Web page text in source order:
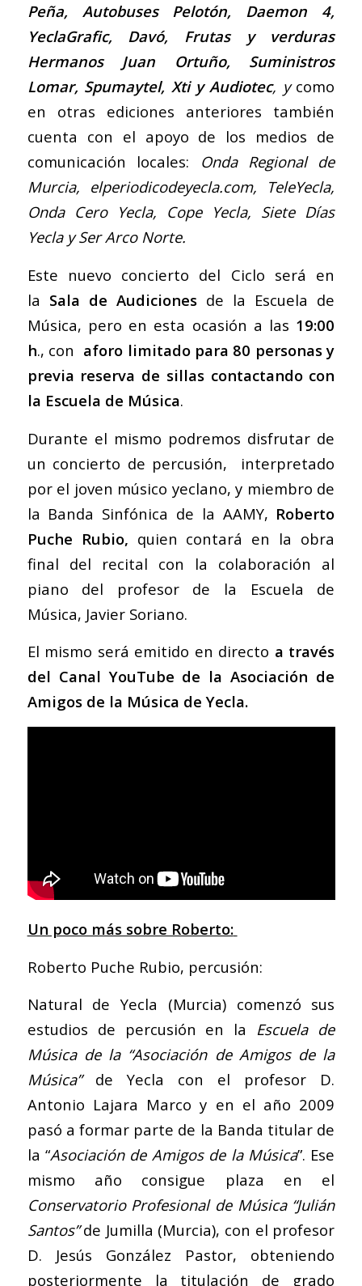
Peña, Autobuses Pelotón, Daemon 4,
YeclaGrafic, Davó, Frutas y verduras
Hermanos Juan Ortuño, Suministros
Lomar, Spumaytel, Xti y Audiotec, ycomo
en otras ediciones anteriores también
cuenta con el apoyo de los medios de
comunicación locales: Onda Regional de
Murcia, elperiodicodeyecla.com, TeleYecla,
Onda Cero Yecla, Cope Yecla, Siete Días
Yecla y Ser Arco Norte.
Este nuevo concierto del Ciclo será en
la Sala de Audicionesde la Escuela de
Música, pero en esta ocasión a las 19:00
h., con aforo limitado para 80 personas y
previa reserva de sillas contactando con
la Escuela de Música.
Durante el mismo podremos disfrutar de
un concierto de percusión, interpretado
por el joven músico yeclano, y miembro de
la Banda Sinfónica de la AAMY, Roberto
Puche Rubio, quien contará en la obra
final del recital con la colaboración al
piano del profesor de la Escuela de
Música, Javier Soriano.
El mismo será emitido en directo a través
del Canal YouTube de la Asociación de
Amigos de la Música de Yecla.
Un poco más sobre Roberto:
Roberto Puche Rubio, percusión:
Natural de Yecla (Murcia) comenzó sus
estudios de percusión en la Escuela de
Música de la “Asociación de Amigos de la
Música”de Yecla con el profesor D.
Antonio Lajara Marco y en el año 2009
pasó a formar parte de la Banda titular de
la “Asociación de Amigos de la Música”. Ese
mismo año consigue plaza en el
Conservatorio Profesional de Música “Julián
Santos”de Jumilla (Murcia), con el profesor
D. Jesús González Pastor, obteniendo
posteriormente la titulación de grado